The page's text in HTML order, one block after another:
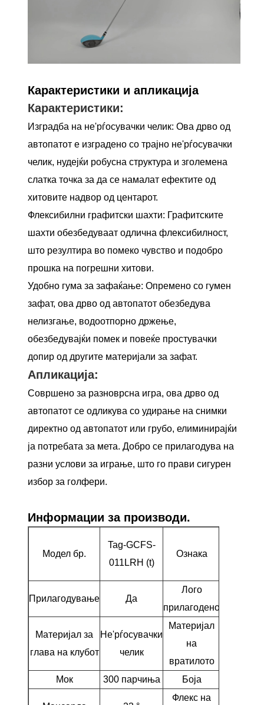
Карактеристики и апликација
Карактеристики:
Изградба на не'рѓосувачки челик: Ова дрво од
автопатот е изградено со трајно не'рѓосувачки
челик, нудејќи робусна структура и зголемена
слатка точка за да се намалат ефектите од
хитовите надвор од центарот.
Флексибилни графитски шахти: Графитските
шахти обезбедуваат одлична флексибилност,
што резултира во помеко чувство и подобро
прошка на погрешни хитови.
Удобно гума за зафаќање: Опремено со гумен
зафат, ова дрво од автопатот обезбедува
нелизгање, водоотпорно држење,
обезбедувајќи помек и повеќе простувачки
допир од другите материјали за зафат.
Апликација:
Совршено за разноврсна игра, ова дрво од
автопатот се одликува со удирање на снимки
директно од автопатот или грубо, елиминирајќи
ја потребата за мета. Добро се прилагодува на
разни услови за играње, што го прави сигурен
избор за голфери.
Информации за производи.
Модел бр.
Tag-GCFS-
011LRH (t)
Ознака
Прилагодување Да
Лого
прилагодено
Материјал за
глава на клубот
Не'рѓосувачки
челик
Материјал
на
вратилото
Мок 300 парчиња Боја
Флекс на